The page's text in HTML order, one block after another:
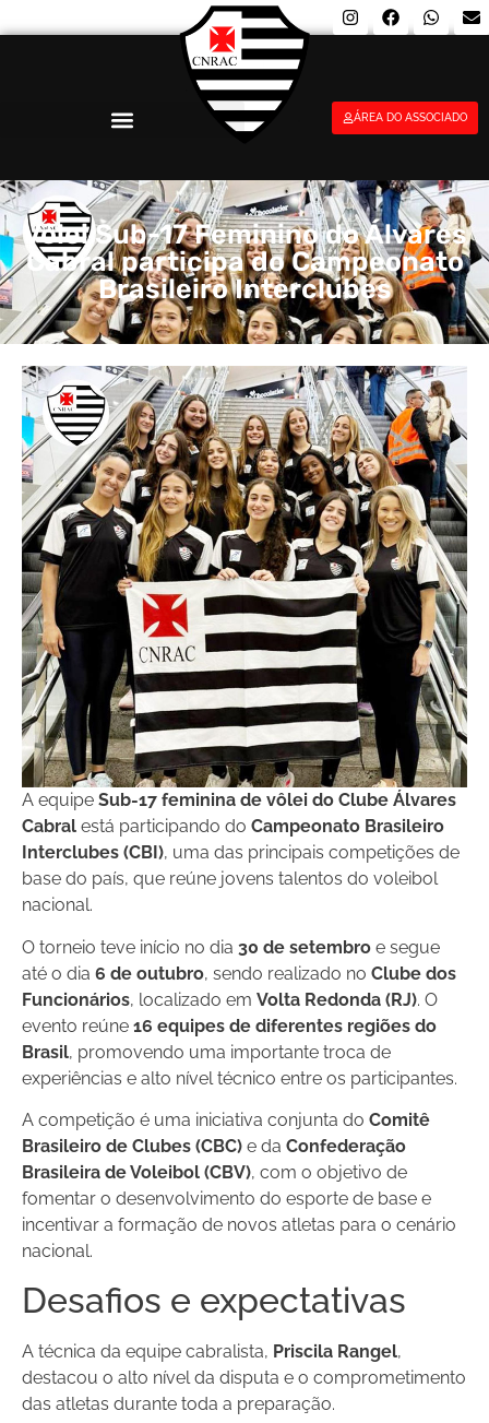
ÁREA DO ASSOCIADO
Vôlei Sub-17 Feminino do Álvares
Cabral participa do Campeonato
Brasileiro Interclubes
A equipe Sub-17 feminina de vôlei do Clube Álvares
Cabral está participando do Campeonato Brasileiro
Interclubes (CBI), uma das principais competições de
base do país, que reúne jovens talentos do voleibol
nacional.
O torneio teve início no dia 30 de setembro e segue
até o dia 6 de outubro, sendo realizado no Clube dos
Funcionários, localizado em Volta Redonda (RJ). O
evento reúne 16 equipes de diferentes regiões do
Brasil, promovendo uma importante troca de
experiências e alto nível técnico entre os participantes.
A competição é uma iniciativa conjunta do Comitê
Brasileiro de Clubes (CBC) e da Confederação
Brasileira de Voleibol (CBV), com o objetivo de
fomentar o desenvolvimento do esporte de base e
incentivar a formação de novos atletas para o cenário
nacional.
Desafios e expectativas
A técnica da equipe cabralista, Priscila Rangel,
destacou o alto nível da disputa e o comprometimento
das atletas durante toda a preparação.